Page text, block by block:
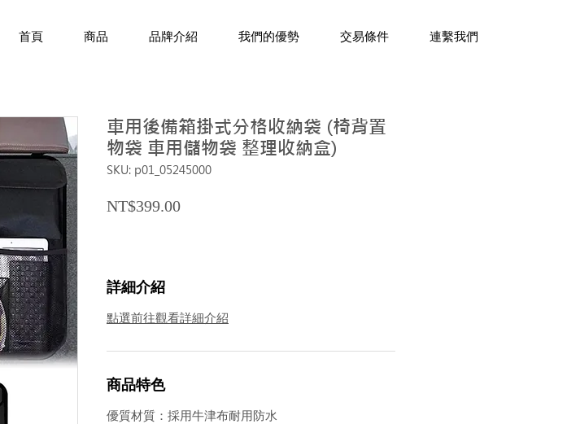
首頁 商品 品牌介紹 我們的優勢 交易條件 連繫我們
車用後備箱掛式分格收納袋 (椅背置
物袋 車用儲物袋 整理收納盒)
SKU: p01_05245000
NT$399.00Price
詳細介紹
點選前往觀看詳細介紹
商品特色
優質材質：採用牛津布耐用防水